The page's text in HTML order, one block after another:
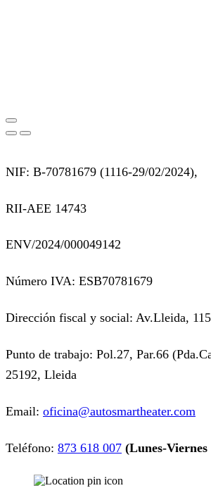
NIF: B-70781679 (1116-29/02/2024),
RII-AEE 14743
ENV/2024/000049142
Número IVA: ESB70781679
Dirección fiscal y social: Av.Lleida,
Punto de trabajo: Pol.27, Par.66
25192, Lleida
Email: oficina@autosmartheater.com
Teléfono: 873 618 007 (Lunes-Viernes